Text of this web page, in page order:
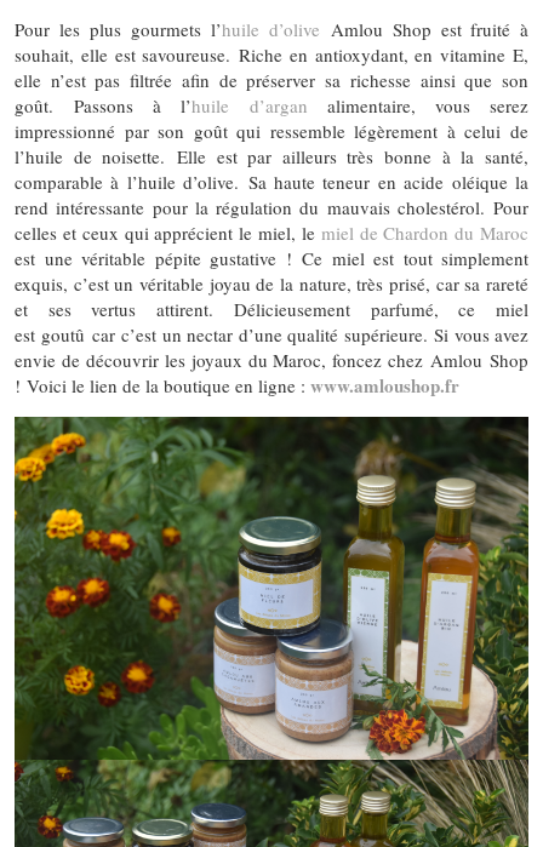
Pour les plus gourmets l’huile d’olive Amlou Shop est fruité à
souhait, elle est savoureuse. Riche en antioxydant, en vitamine E,
elle n’est pas filtrée afin de préserver sa richesse ainsi que son
goût. Passons à l’huile d’argan alimentaire, vous serez
impressionné par son goût qui ressemble légèrement à celui de
l’huile de noisette. Elle est par ailleurs très bonne à la santé,
comparable à l’huile d’olive. Sa haute teneur en acide oléique la
rend intéressante pour la régulation du mauvais cholestérol. Pour
celles et ceux qui apprécient le miel, le miel de Chardon du Maroc
est une véritable pépite gustative ! Ce miel est tout simplement
exquis, c’est un véritable joyau de la nature, très prisé, car sa rareté
et ses vertus attirent. Délicieusement parfumé, ce miel
est goutû car c’est un nectar d’une qualité supérieure. Si vous avez
envie de découvrir les joyaux du Maroc, foncez chez Amlou Shop
! Voici le lien de la boutique en ligne : www.amloushop.fr